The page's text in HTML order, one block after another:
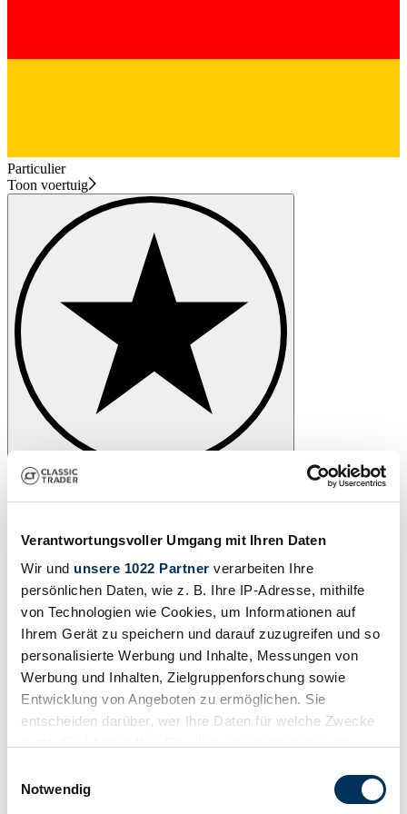
Verantwortungsvoller Umgang mit Ihren Daten
Wir und unsere 1022 Partner verarbeiten Ihre
persönlichen Daten, wie z. B. Ihre IP-Adresse, mithilfe
von Technologien wie Cookies, um Informationen auf
Ihrem Gerät zu speichern und darauf zuzugreifen und so
personalisierte Werbung und Inhalte, Messungen von
Werbung und Inhalten, Zielgruppenforschung sowie
Entwicklung von Angeboten zu ermöglichen. Sie
entscheiden darüber, wer Ihre Daten für welche Zwecke
Trigger Symbol ändern oder widerrufen
Notwendig
Particulier
Toon voertuig